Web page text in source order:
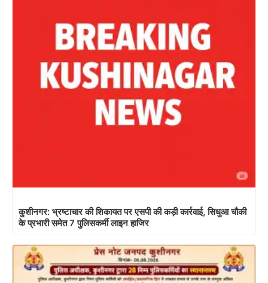
कुशीनगर: भ्रष्टाचार की शिकायत पर एसपी की कड़ी कार्रवाई, सिधुआ चौकी
के प्रभारी समेत 7 पुलिसकर्मी लाइन हाजिर